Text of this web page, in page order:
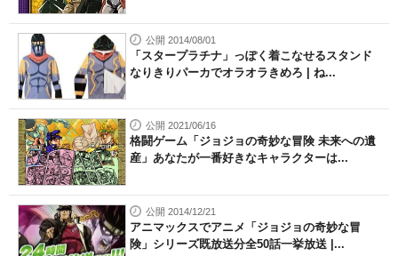
公開 2014/08/01
「スタープラチナ」っぽく着こなせるスタンド
なりきりパーカでオラオラきめろ | ね...
公開 2021/06/16
格闘ゲーム「ジョジョの奇妙な冒険 未来への遺
産」あなたが一番好きなキャラクターは...
公開 2014/12/21
アニマックスでアニメ「ジョジョの奇妙な冒
険」シリーズ既放送分全50話一挙放送 |...